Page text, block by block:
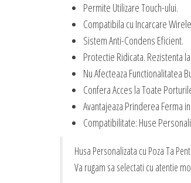
Permite Utilizare Touch-ului.
Compatibila cu Incarcare
Sistem Anti-Condens Eficient.
Protectie Ridicata. Rezistenta
Nu Afecteaza Functionalitatea
Confera Acces la Toate
Avantajeaza Prinderea Ferma
Compatibilitate: Huse
Husa Personalizata cu Poza Ta
Va rugam sa selectati cu atentie